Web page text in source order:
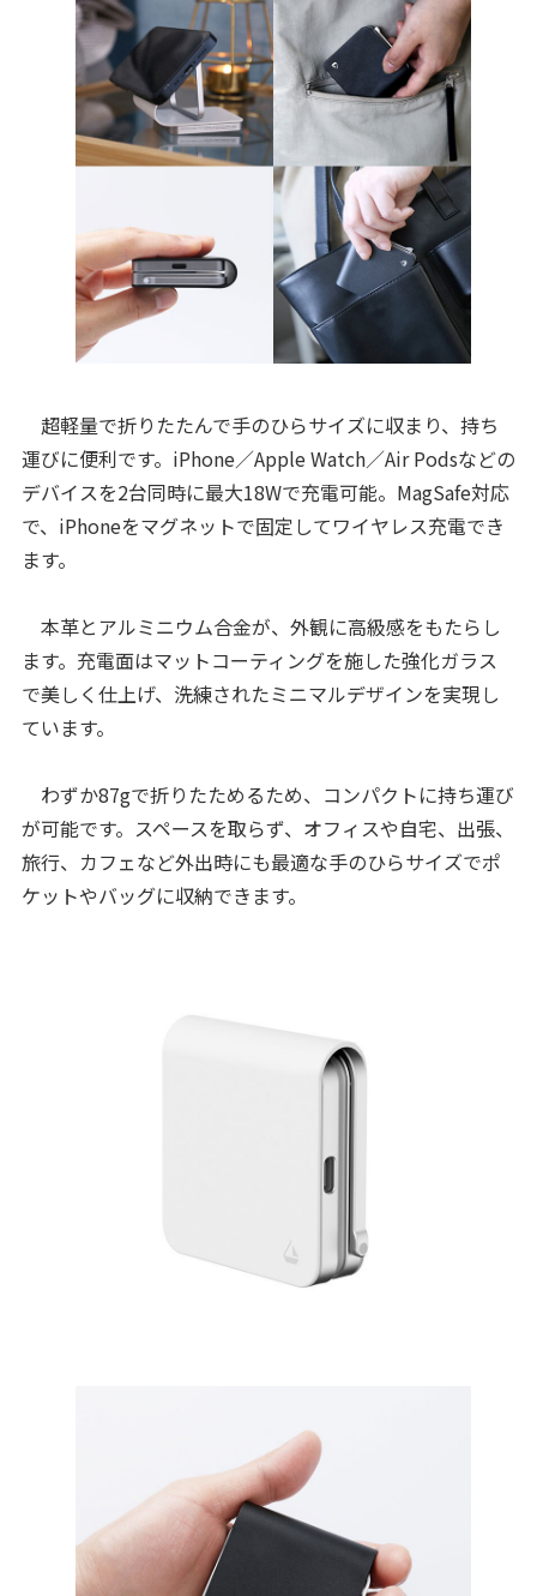
超軽量で折りたたんで手のひらサイズに収まり、持ち
運びに便利です。iPhone／Apple Watch／Air Podsなどの
デバイスを2台同時に最大18Wで充電可能。MagSafe対応
で、iPhoneをマグネットで固定してワイヤレス充電でき
ます。
本革とアルミニウム合金が、外観に高級感をもたらし
ます。充電面はマットコーティングを施した強化ガラス
で美しく仕上げ、洗練されたミニマルデザインを実現し
ています。
わずか87gで折りたためるため、コンパクトに持ち運び
が可能です。スペースを取らず、オフィスや自宅、出張、
旅行、カフェなど外出時にも最適な手のひらサイズでポ
ケットやバッグに収納できます。